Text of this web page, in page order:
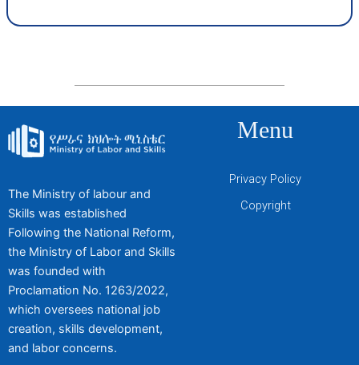
The Ministry of labour and
Skills was established
Following the National Reform,
the Ministry of Labor and Skills
was founded with
Proclamation No. 1263/2022,
which oversees national job
creation, skills development,
and labor concerns.
Menu
Privacy Policy
Copyright